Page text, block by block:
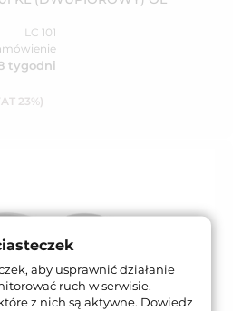
LC 101
tygodni
23%)
aby usprawnić działanie
ruch w serwisie.
z nich są aktywne. Dowiedz